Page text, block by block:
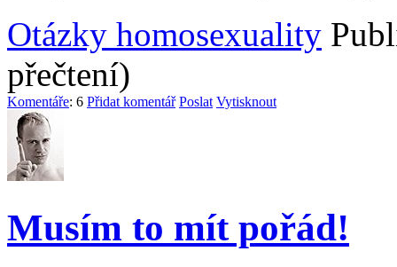
Otázky homosexuality
přečtení)
Komentáře: 6 Přidat komentář Poslat Vytisknout
Musím to mít pořád!